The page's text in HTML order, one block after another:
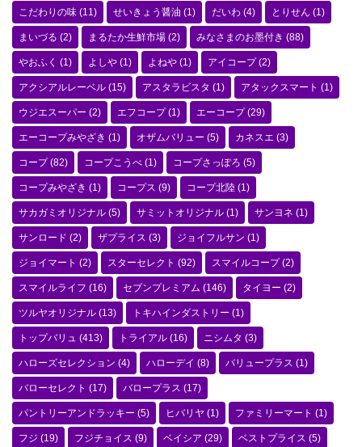
こだわりの味 (11) せいきょう醤油 (1) だいわ (4) とりせん (1)
まいづる (2) まるたか生鮮市場 (2) みなさまのお墨付き (88)
やおふく (1) よしや (1) よねや (1) アイコープ(2)
アクシアルレーベル (15) アスタラビスタ (1) アタックスマート (1)
ウジエスーパー (2) エフコープ(1) エーコープ(29)
エーコープみやざき (1) オザムバリュー (5) カネスエ (3)
コープ(82) コープこうべ (1) コープさっぽろ (5)
コープみやざき (1) コープス (9) コープ北陸 (1)
サカガミオリジナル (5) サミットオリジナル (1) サンヨネ (1)
サンロード (2) ザプライス (3) ジョイフルサン (1)
ジョイマート (2) スターセレクト (92) スマイルコープ(2)
スマイルライフ (16) セブンプレミアム (146) タイヨー (2)
ツルヤオリジナル (13) トキハインダストリー (1)
トップバリュ (413) トライアル (16) ニシムタ (3)
ハローズセレクション (4) ハローデイ (8) バリュープラス (1)
バローセレクト (17) バロープラス (17)
パントリーアンドラッキー (5) ヒバリヤ (1) ファミリーマート (1)
フジ (19) フジチョイス (9) ベイシア (29) ベストプライス (5)